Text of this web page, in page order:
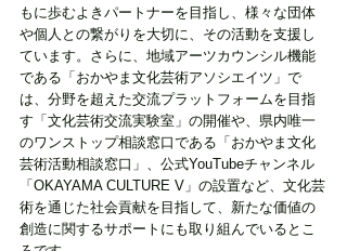
もに歩むよきパートナーを目指し、様々な団体
や個人との繋がりを大切に、その活動を支援し
ています。さらに、地域アーツカウンシル機能
である「おかやま文化芸術アソシエイツ」で
は、分野を超えた交流プラットフォームを目指
す「文化芸術交流実験室」の開催や、県内唯一
のワンストップ相談窓口である「おかやま文化
芸術活動相談窓口」、公式YouTubeチャンネル
「OKAYAMA CULTURE V」の設置など、文化芸
術を通じた社会貢献を目指して、新たな価値の
創造に関するサポートにも取り組んでいるとこ